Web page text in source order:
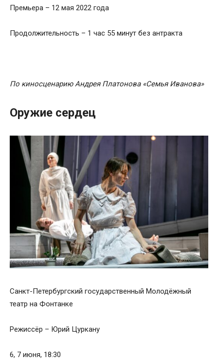
Премьера – 12 мая 2022 года
Продолжительность – 1 час 55 минут без антракта
По киносценарию Андрея Платонова «Семья Иванова»
Оружие сердец
Санкт-Петербургский государственный Молодёжный
театр на Фонтанке
Режиссёр – Юрий Цуркану
6, 7 июня, 18:30